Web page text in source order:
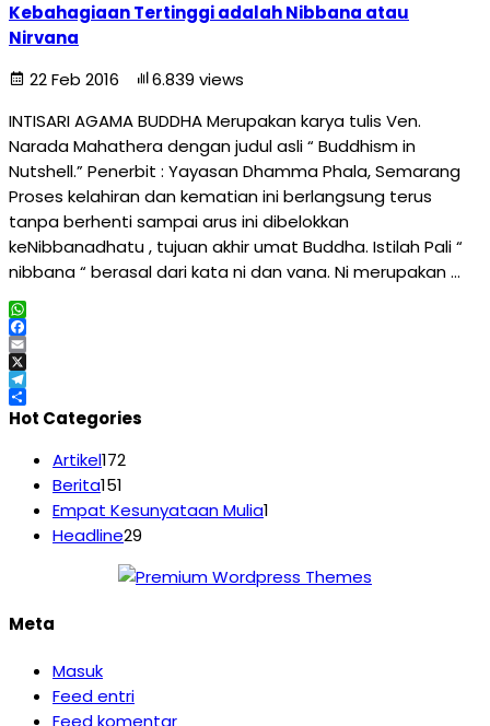
Kebahagiaan Tertinggi adalah Nibbana atau
Nirvana
22 Feb 2016
6.839 views
INTISARI AGAMA BUDDHA Merupakan karya tulis Ven.
Narada Mahathera dengan judul asli “ Buddhism in
Nutshell.” Penerbit : Yayasan Dhamma Phala, Semarang
Proses kelahiran dan kematian ini berlangsung terus
tanpa berhenti sampai arus ini dibelokkan
keNibbanadhatu , tujuan akhir umat Buddha. Istilah Pali “
nibbana “ berasal dari kata ni dan vana. Ni merupakan …
WhatsApp
Facebook
Email
X
Telegram
Share
Hot Categories
Artikel172
Berita151
Empat Kesunyataan Mulia1
Headline29
Meta
Masuk
Feed entri
Feed komentar